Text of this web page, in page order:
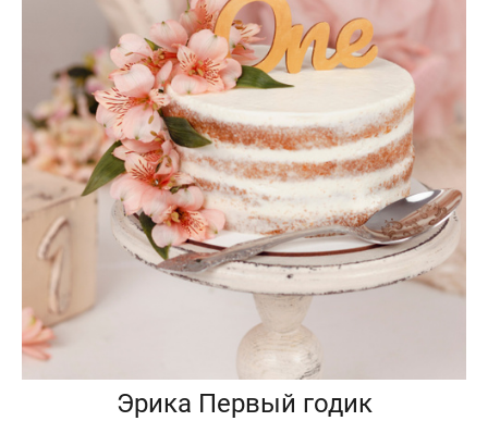
Эрика Первый годик